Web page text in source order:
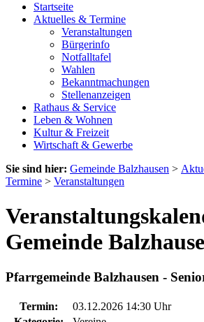
Startseite
Aktuelles & Termine
Veranstaltungen
Bürgerinfo
Notfalltafel
Wahlen
Bekanntmachungen
Stellenanzeigen
Rathaus & Service
Leben & Wohnen
Kultur & Freizeit
Wirtschaft & Gewerbe
Sie sind hier: Gemeinde Balzhausen >
Termine > Veranstaltungen
Gemeinde
Pfarrgemeinde Balzhausen -
Termin:
03.12.2026 14:30 Uhr